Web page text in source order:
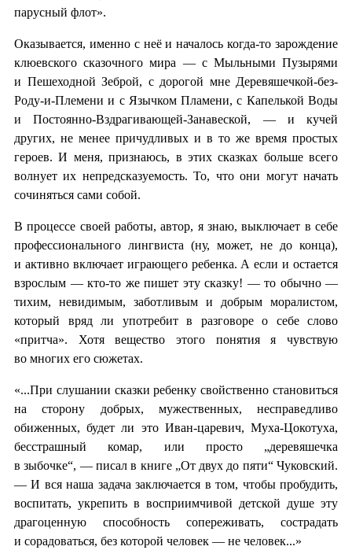
парусный флот».
Оказывается, именно с неё и началось когда-то зарождение
клюевского сказочного мира — с Мыльными Пузырями
и Пешеходной Зеброй, с дорогой мне Деревяшечкой-без-
Роду-и-Племени и с Язычком Пламени, с Капелькой Воды
и Постоянно-Вздрагивающей-Занавеской, — и кучей
других, не менее причудливых и в то же время простых
героев. И меня, признаюсь, в этих сказках больше всего
волнует их непредсказуемость. То, что они могут начать
сочиняться сами собой.
В процессе своей работы, автор, я знаю, выключает в себе
профессионального лингвиста (ну, может, не до конца),
и активно включает играющего ребенка. А если и остается
взрослым — кто-то же пишет эту сказку! — то обычно —
тихим, невидимым, заботливым и добрым моралистом,
который вряд ли употребит в разговоре о себе слово
«притча». Хотя вещество этого понятия я чувствую
во многих его сюжетах.
«...При слушании сказки ребенку свойственно становиться
на сторону добрых, мужественных, несправедливо
обиженных, будет ли это Иван-царевич, Муха-Цокотуха,
бесстрашный комар, или просто „деревяшечка
в зыбочке“, — писал в книге „От двух до пяти“ Чуковский.
— И вся наша задача заключается в том, чтобы пробудить,
воспитать, укрепить в восприимчивой детской душе эту
драгоценную способность сопереживать, сострадать
и сорадоваться, без которой человек — не человек...»